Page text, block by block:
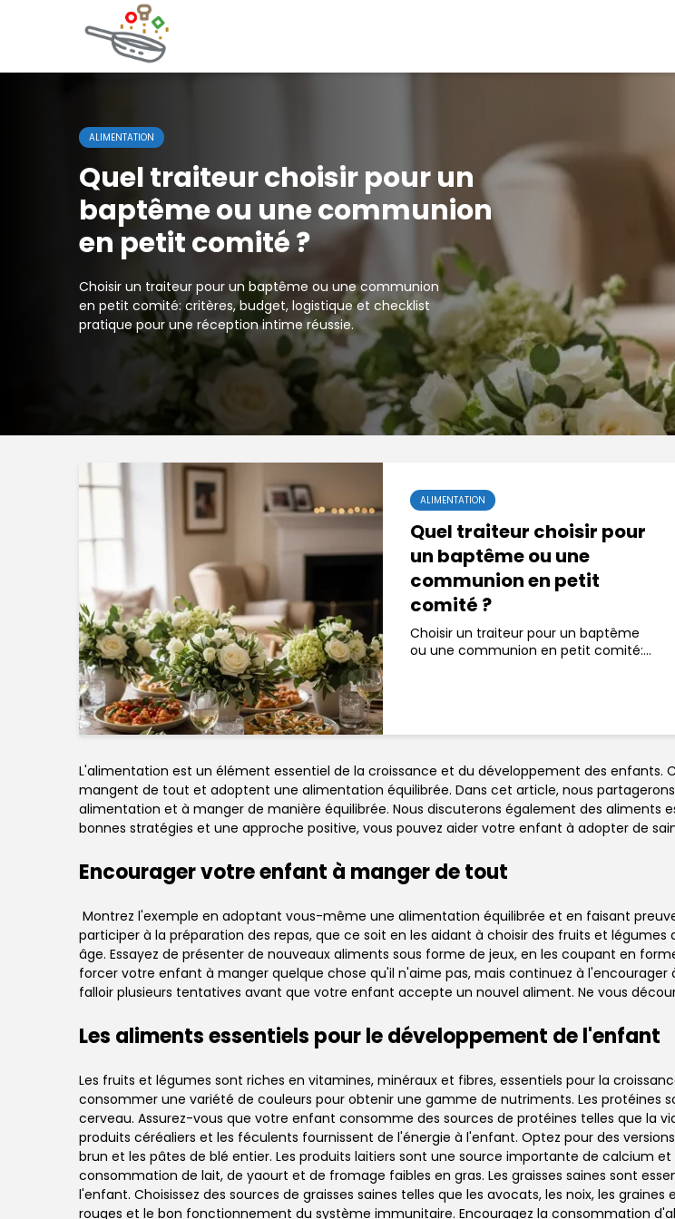
ALIMENTATION
Quel traiteur choisir pour un
baptême ou une communion
en petit comité ?
Choisir un traiteur pour un baptême ou une communion
en petit comité: critères, budget, logistique et checklist
pratique pour une réception intime réussie.
ALIMENTATION
Quel traiteur choisir pour
un baptême ou une
communion en petit
comité ?
Choisir un traiteur pour un baptême
ou une communion en petit comité:...
L'alimentation est un élément essentiel de la croissance et du développement des enfants.
mangent de tout et adoptent une alimentation équilibrée. Dans cet article, nous
alimentation et à manger de manière équilibrée. Nous discuterons également des aliments
bonnes stratégies et une approche positive, vous pouvez aider votre enfant à adopter de
Encourager votre enfant à manger de tout
Montrez l'exemple en adoptant vous-même une alimentation équilibrée et en faisant
participer à la préparation des repas, que ce soit en les aidant à choisir des fruits et
âge. Essayez de présenter de nouveaux aliments sous forme de jeux, en les coupant en
forcer votre enfant à manger quelque chose qu'il n'aime pas, mais continuez à
falloir plusieurs tentatives avant que votre enfant accepte un nouvel aliment. Ne vous
Les aliments essentiels pour le développement de l'enfant
Les fruits et légumes sont riches en vitamines, minéraux et fibres, essentiels pour la
consommer une variété de couleurs pour obtenir une gamme de nutriments. Les
cerveau. Assurez-vous que votre enfant consomme des sources de protéines telles que la
produits céréaliers et les féculents fournissent de l'énergie à l'enfant. Optez pour des
brun et les pâtes de blé entier. Les produits laitiers sont une source importante de calcium
consommation de lait, de yaourt et de fromage faibles en gras. Les graisses saines sont
l'enfant. Choisissez des sources de graisses saines telles que les avocats, les noix, les
rouges et le bon fonctionnement du système immunitaire. Encouragez la consommation